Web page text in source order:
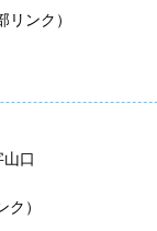
リンク）
口
ク）